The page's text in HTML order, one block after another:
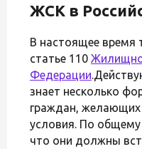
ЖСК в
В настоящее время
статье 110
Федерации
знает несколько
граждан,
условия. По общему
что они должны